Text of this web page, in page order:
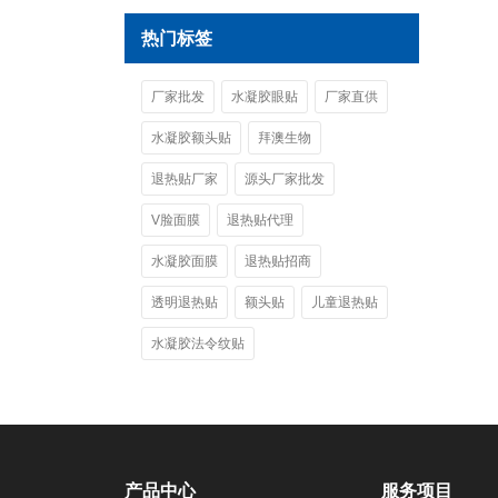
热门标签
厂家批发 水凝胶眼贴 厂家直供
水凝胶额头贴 拜澳生物
退热贴厂家 源头厂家批发
V脸面膜 退热贴代理
水凝胶面膜 退热贴招商
透明退热贴 额头贴 儿童退热贴
水凝胶法令纹贴
产品中心 服务项目